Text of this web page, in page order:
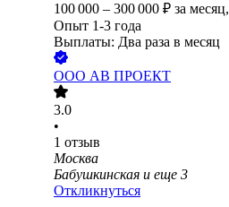
100 000 – 300 000 ₽ за месяц,
Опыт 1-3 года
Выплаты: Два раза в месяц
ООО АВ ПРОЕКТ
3.0
•
1 отзыв
Москва
Бабушкинская и еще 3
Откликнуться